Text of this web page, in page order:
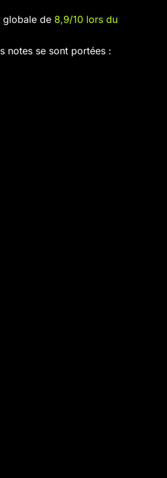
globale de 8,9/10 lors du
notes se sont portées :